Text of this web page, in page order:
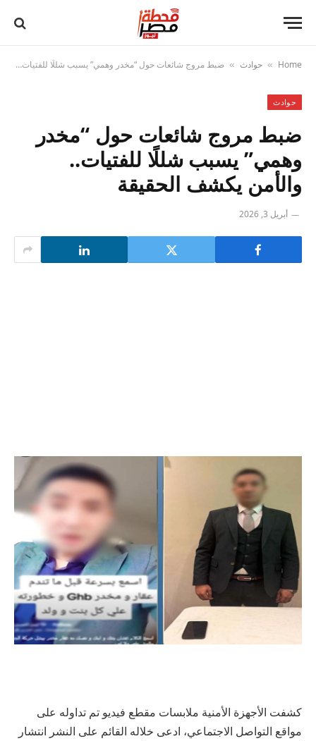
Home
» حوادث » ضبط مروج شائعات حول “مخدر وهمي” يسبب شللًا للفتيات.. والأمن يكشف الحقيقة
حوادث
ضبط مروج شائعات حول “مخدر
وهمي” يسبب شللًا للفتيات..
والأمن يكشف الحقيقة
أبريل 3, 2026
كشفت الأجهزة الأمنية ملابسات مقطع فيديو تم تداوله على
مواقع التواصل الاجتماعي، ادعى خلاله القائم على النشر انتشار